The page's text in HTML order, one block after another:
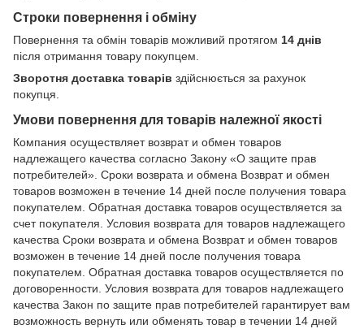
Строки повернення і обміну
Повернення та обмін товарів можливий протягом 14 днів
після отримання товару покупцем.
Зворотня доставка товарів здійснюється за рахунок
покупця.
Умови повернення для товарів належної якості
Компания осуществляет возврат и обмен товаров
надлежащего качества согласно Закону «О защите прав
потребителей». Сроки возврата и обмена Возврат и обмен
товаров возможен в течение 14 дней после получения товара
покупателем. Обратная доставка товаров осуществляется за
счет покупателя. Условия возврата для товаров надлежащего
качества Сроки возврата и обмена Возврат и обмен товаров
возможен в течение 14 дней после получения товара
покупателем. Обратная доставка товаров осуществляется по
договоренности. Условия возврата для товаров надлежащего
качества Закон по защите прав потребителей гарантирует вам
возможность вернуть или обменять товар в течении 14 дней